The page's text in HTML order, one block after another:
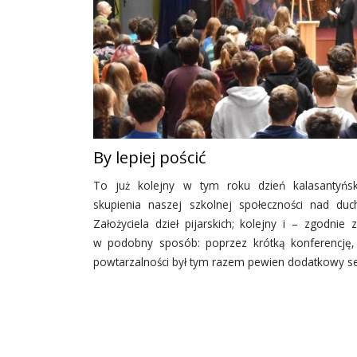
By lepiej pościć
To już kolejny w tym roku dzień
skupienia naszej szkolnej społeczności nad
Założyciela dzieł pijarskich; kolejny i – zgodnie
w podobny sposób: poprzez krótką
powtarzalności był tym razem pewien dodatkowy